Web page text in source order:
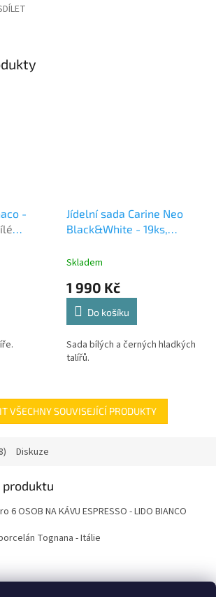
-
Jídelní sada Carine Neo
Black&White - 19ks,
černých hladkých talířů.
Skladem
1 990 Kč
Do košíku
Sada bílých a černých hladkých
talířů.
VŠECHNY SOUVISEJÍCÍ PRODUKTY
Diskuze
produktu
6 OSOB NA KÁVU ESPRESSO - LIDO BIANCO
Tognana - Itálie